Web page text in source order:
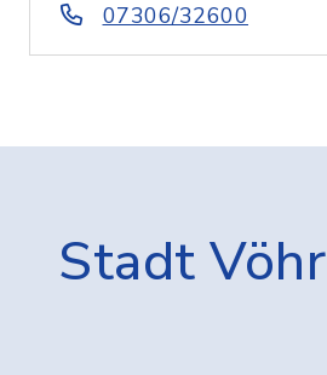
07306/32600
Stadt